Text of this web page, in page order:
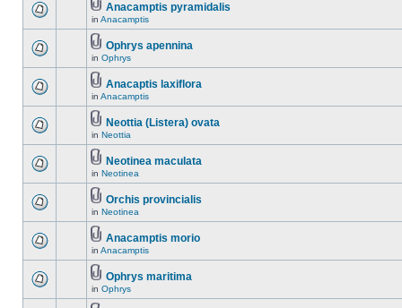
Anacamptis pyramidalis
in Anacamptis
Ophrys apennina
in Ophrys
Anacaptis laxiflora
in Anacamptis
Neottia (Listera) ovata
in Neottia
Neotinea maculata
in Neotinea
Orchis provincialis
in Neotinea
Anacamptis morio
in Anacamptis
Ophrys maritima
in Ophrys